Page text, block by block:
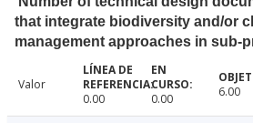
that integrate biodiversity and/or
management approaches in sub-
Valor
0.00
0.00 6.00